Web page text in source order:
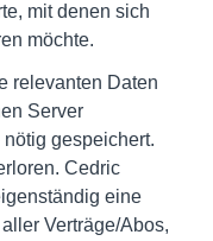
mit denen sich
möchte.
relevanten Daten
Server
gespeichert.
Cedric
eine
aller Verträge/Abos,